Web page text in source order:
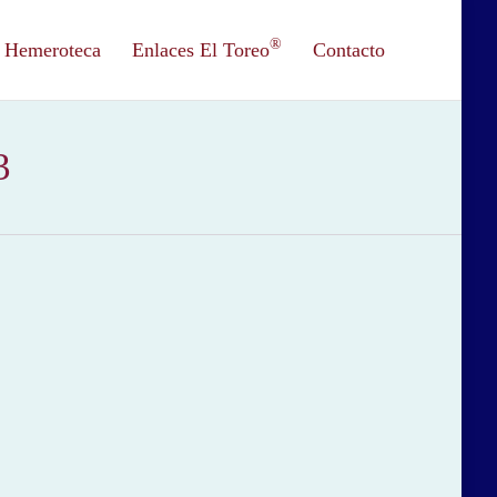
Hemeroteca Enlaces El Toreo® Contacto